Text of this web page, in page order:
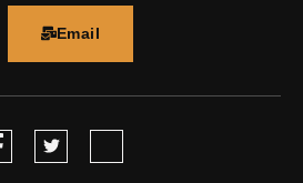
Email